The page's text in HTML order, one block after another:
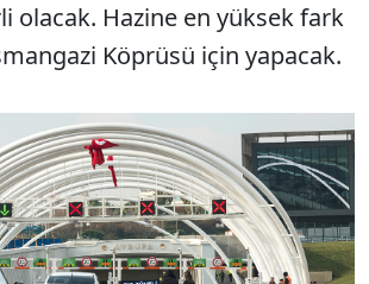
olacak. Hazine en yüksek fark
Köprüsü için yapacak.